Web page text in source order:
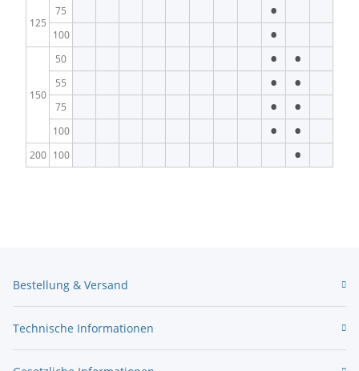
125
75 •
100 •
150
50 • •
55 • •
75 • •
100 • •
200 100 •
Bestellung & Versand
Technische Informationen